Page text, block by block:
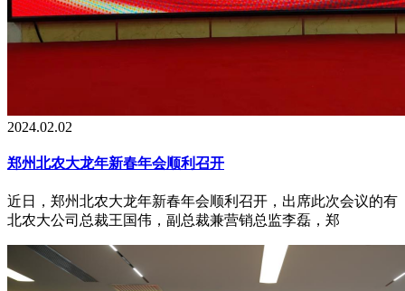
2024.02.02
郑州北农大龙年新春年会顺利召开
近日，郑州北农大龙年新春年会顺利召开，出席此次会议的有
北农大公司总裁王国伟，副总裁兼营销总监李磊，郑